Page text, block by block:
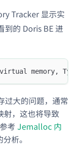
Tracker 显示实
到的 Doris BE 进
memory,
过大的问题，通常
，这也将导致
考 Jemalloc 内
析。